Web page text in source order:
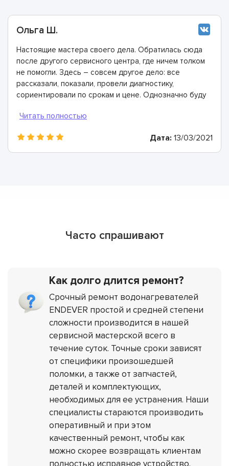
Ольга Ш.
Настоящие мастера своего дела. Обратилась сюда
после другого сервисного центра, где ничем толком
не помогли. Здесь – совсем другое дело: все
рассказали, показали, провели диагностику,
сориентировали по срокам и цене. Однозначно буду
Дата: 13/03/2021
Часто спрашивают
Как долго длится ремонт?
Срочный ремонт водонагревателей
ENDEVER простой и средней степени
сложности производится в нашей
сервисной мастерской всего в
течение суток. Точные сроки зависят
от специфики произошедшей
поломки, а также от запчастей,
деталей и комплектующих,
необходимых для ее устранения. Наши
специалисты стараются производить
оперативный и при этом
качественный ремонт, чтобы как
можно скорее возвращать клиентам
полностью исправное устройство.